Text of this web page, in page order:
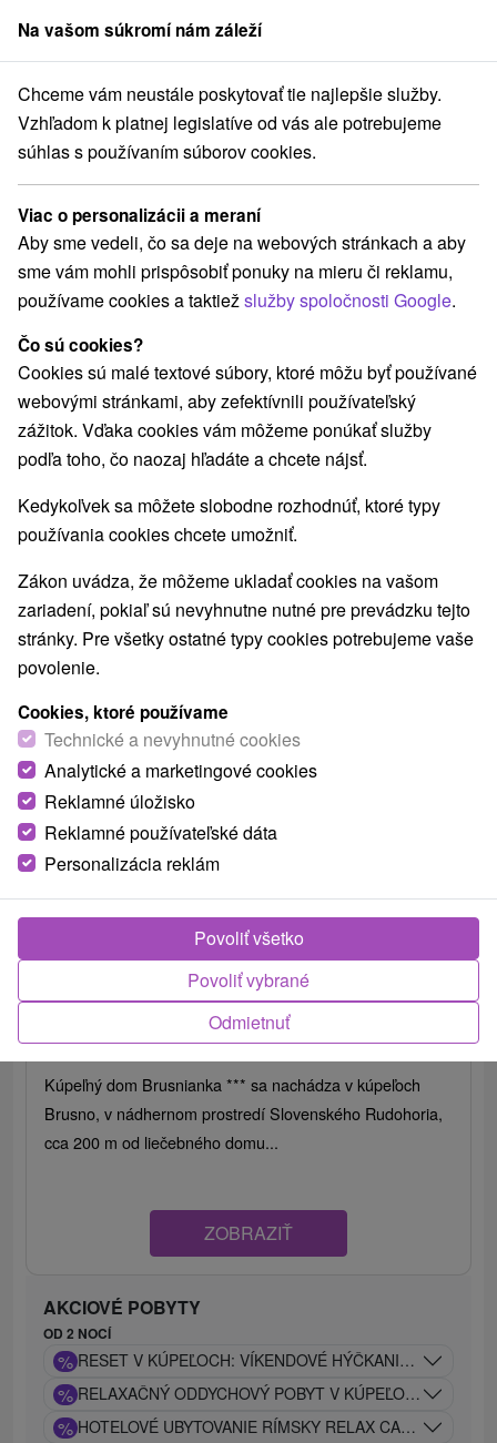
člen skupinySorger
Hotely Stredné Slovensko Banskobystrický kraj Brusno
Hotely v Brusne
Kategórie
Všetky kategórie
Hotely(2) Hotely s bazénom(1)
Vyberte lokalitu alebo termín
Najpredávanejšie
VŠETKY TOP - NAJPREDÁVANEJŠIE
Kúpeľný dom Brusnianka★★★
9,1 (244 recenzií)
Kúpeľný dom Brusnianka *** sa nachádza v kúpeľoch
Brusno, v nádhernom prostredí Slovenského Rudohoria,
cca 200 m od liečebného domu...
ZOBRAZIŤ
AKCIOVÉ POBYTY
OD 2 NOCÍ
% RESET V KÚPEĽOCH: VÍKENDOVÉ HÝČKANIE V
% RELAXAČNÝ ODDYCHOVÝ POBYT V KÚPEĽOCH SO
% HOTELOVÉ UBYTOVANIE RÍMSKY RELAX CARACALLA
Na vašom súkromí nám záleží
Chceme vám neustále poskytovať tie najlepšie služby.
Vzhľadom k platnej legislatíve od vás ale potrebujeme
súhlas s používaním súborov cookies.
Viac o personalizácii a meraní
Aby sme vedeli, čo sa deje na webových stránkach a aby
sme vám mohli prispôsobiť ponuky na mieru či reklamu,
používame cookies a taktiežslužby spoločnosti Google.
Čo sú cookies?
Cookies sú malé textové súbory, ktoré môžu byť používané
webovými stránkami, aby zefektívnili používateľský
zážitok. Vďaka cookies vám môžeme ponúkať služby
podľa toho, čo naozaj hľadáte a chcete nájsť.
Kedykoľvek sa môžete slobodne rozhodnúť, ktoré typy
používania cookies chcete umožniť.
Zákon uvádza, že môžeme ukladať cookies na vašom
zariadení, pokiaľ sú nevyhnutne nutné pre prevádzku tejto
stránky. Pre všetky ostatné typy cookies potrebujeme vaše
povolenie.
Cookies, ktoré používame
Technické a nevyhnutné cookies
Analytické a marketingové cookies
Reklamné úložisko
Reklamné používateľské dáta
Personalizácia reklám
Odmietnuť
Povoliť vybrané
Povoliť všetko